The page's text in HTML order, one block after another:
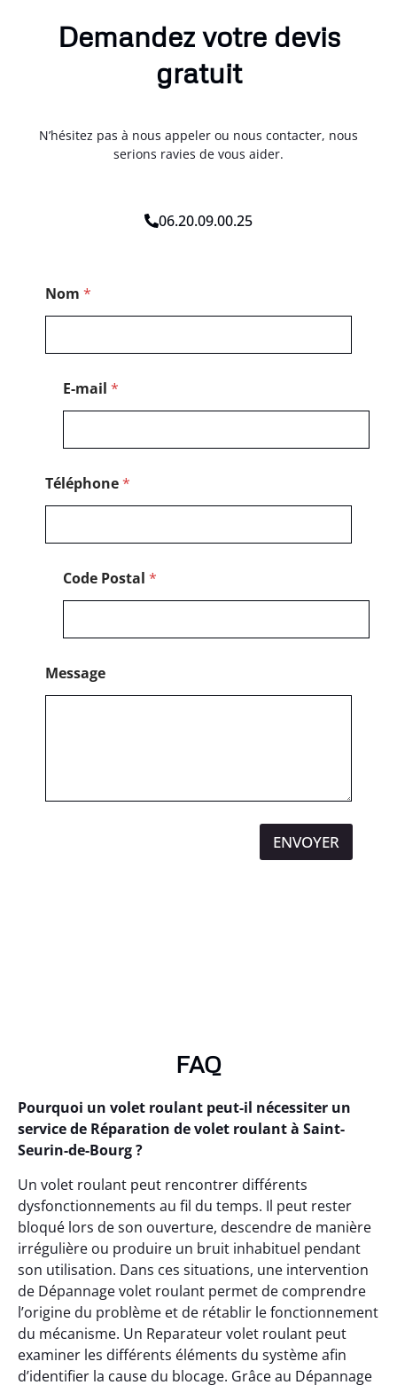
Demandez votre devis
gratuit
N’hésitez pas à nous appeler ou nous contacter, nous
serions ravies de vous aider.
06.20.09.00.25
Nom *
E-mail *
Téléphone*
Code Postal *
Message
ENVOYER
FAQ
Pourquoi un volet roulant peut-il nécessiter un
service de Réparation de volet roulant à Saint-
Seurin-de-Bourg ?
Un volet roulant peut rencontrer différents
dysfonctionnements au fil du temps. Il peut rester
bloqué lors de son ouverture, descendre de manière
irrégulière ou produire un bruit inhabituel pendant
son utilisation. Dans ces situations, une intervention
de Dépannage volet roulant permet de comprendre
l’origine du problème et de rétablir le fonctionnement
du mécanisme. Un Reparateur volet roulant peut
examiner les différents éléments du système afin
d’identifier la cause du blocage. Grâce au Dépannage